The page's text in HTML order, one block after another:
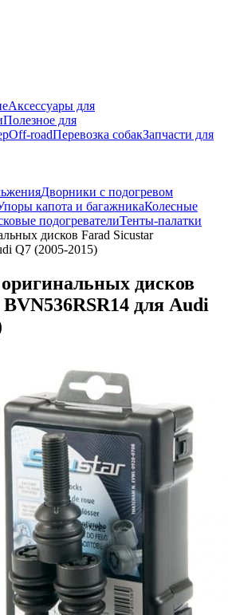
Аксессуары для
Полезное для
Off-roadПеревозка собакЗапчасти для
Дворники с подогревом
капота и багажникаКолесные
подогревателиТенты-палатки
дисков Farad Sicustar
Q7 (2005-2015)
дисков
для Audi